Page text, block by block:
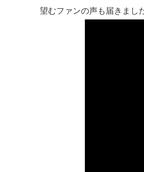
望むファンの声も届きまし